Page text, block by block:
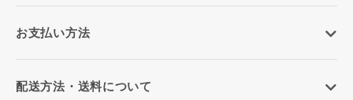
お支払い方法
配送方法・送料について